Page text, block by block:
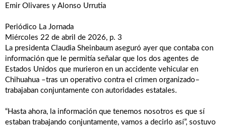
Emir Olivares y Alonso Urrutia
Periódico La Jornada
Miércoles 22 de abril de 2026, p. 3
La presidenta Claudia Sheinbaum aseguró ayer que contaba con
información que le permitía señalar que los dos agentes de
Estados Unidos que murieron en un accidente vehicular en
Chihuahua –tras un operativo contra el crimen organizado–
trabajaban conjuntamente con autoridades estatales.
“Hasta ahora, la información que tenemos nosotros es que sí
estaban trabajando conjuntamente, vamos a decirlo así”, sostuvo